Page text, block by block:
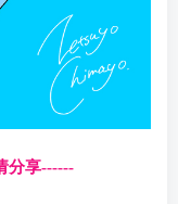
分享------